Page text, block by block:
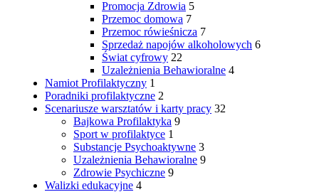
Promocja Zdrowia 5
Przemoc domowa 7
Przemoc rówieśnicza 7
Sprzedaż napojów alkoholowych 6
Świat cyfrowy 22
Uzależnienia Behawioralne 4
Namiot Profilaktyczny 1
Poradniki profilaktyczne 2
Scenariusze warsztatów i karty pracy 32
Bajkowa Profilaktyka 9
Sport w profilaktyce 1
Substancje Psychoaktywne 3
Uzależnienia Behawioralne 9
Zdrowie Psychiczne 9
Walizki edukacyjne 4